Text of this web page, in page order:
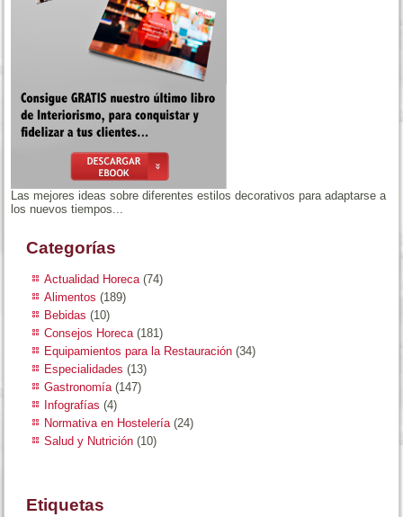
Las mejores ideas sobre diferentes estilos decorativos para adaptarse a
los nuevos tiempos...
Categorías
Actualidad Horeca(74)
Alimentos (189)
Bebidas (10)
Consejos Horeca(181)
Equipamientos para la Restauración (34)
Especialidades (13)
Gastronomía(147)
Infografías (4)
Normativa en Hostelería(24)
Salud y Nutrición (10)
Etiquetas